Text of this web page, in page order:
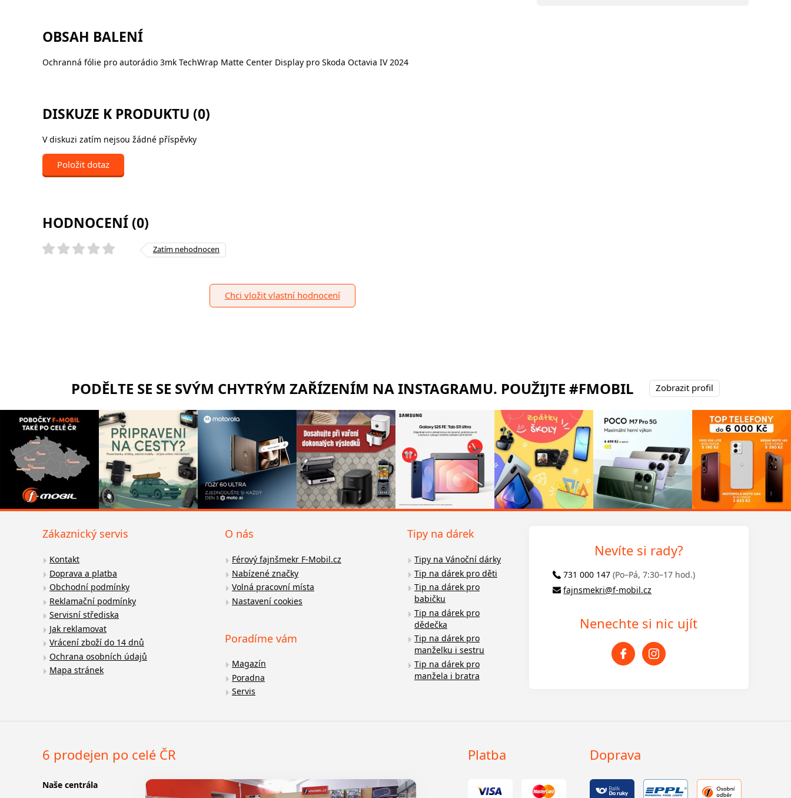
OBSAH BALENÍ
Ochranná fólie pro autorádio 3mk TechWrap Matte Center Display pro Skoda Octavia IV 2024
DISKUZE K PRODUKTU (0)
V diskuzi zatím nejsou žádné příspěvky
Položit dotaz
HODNOCENÍ (0)
Zatím nehodnocen
Chci vložit vlastní hodnocení
PODĚLTE SE SE SVÝM CHYTRÝM ZAŘÍZENÍM NA INSTAGRAMU. POUŽIJTE #FMOBIL Zobrazit profil
Zákaznický servis
Kontakt
Doprava a platba
Obchodní podmínky
Reklamační podmínky
Servisní střediska
Jak reklamovat
Vrácení zboží do 14 dnů
Ochrana osobních údajů
Mapa stránek
O nás
Férový fajnšmekr F-Mobil.cz
Nabízené značky
Volná pracovní místa
Nastavení cookies
Poradíme vám
Magazín
Poradna
Servis
Tipy na dárek
Tipy na Vánoční dárky
Tip na dárek pro děti
Tip na dárek pro
babičku
Tip na dárek pro
dědečka
Tip na dárek pro
manželku i sestru
Tip na dárek pro
manžela i bratra
Nevíte si rady?
731 000 147 (Po–Pá, 7:30–17 hod.)
fajnsmekri@f-mobil.cz
Nenechte si nic ujít
6 prodejen po celé ČR
Naše centrála
Platba Doprava